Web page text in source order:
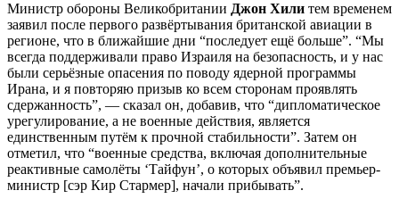
Министр обороны Великобритании Джон Хили тем временем
заявил после первого развёртывания британской авиации в
регионе, что в ближайшие дни “последует ещё больше”. “Мы
всегда поддерживали право Израиля на безопасность, и у нас
были серьёзные опасения по поводу ядерной программы
Ирана, и я повторяю призыв ко всем сторонам проявлять
сдержанность”, — сказал он, добавив, что “дипломатическое
урегулирование, а не военные действия, является
единственным путём к прочной стабильности”. Затем он
отметил, что “военные средства, включая дополнительные
реактивные самолёты ‘Тайфун’, о которых объявил премьер-
министр [сэр Кир Стармер], начали прибывать”.